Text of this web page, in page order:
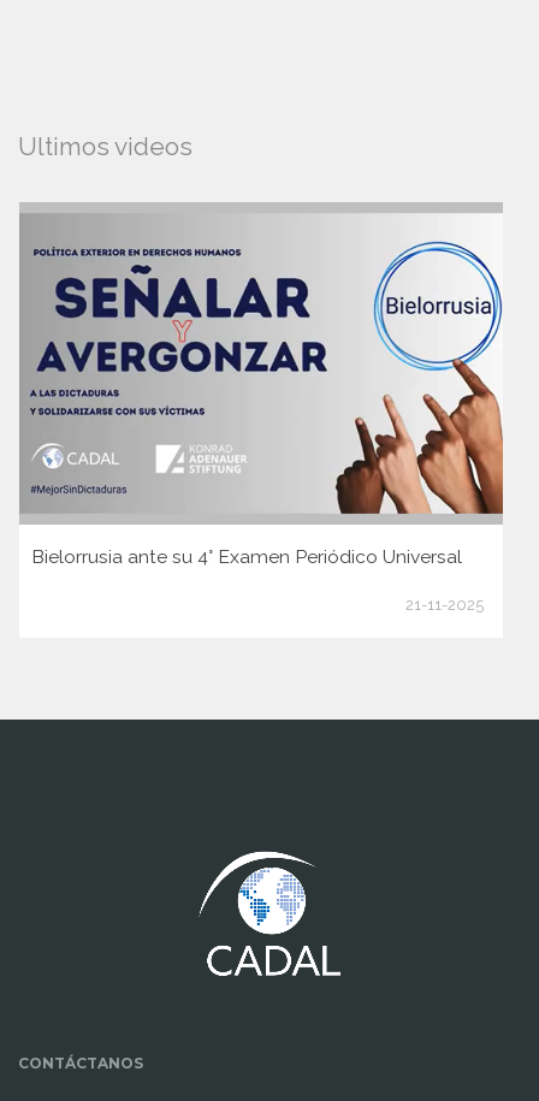
Ultimos videos
Bielorrusia ante su 4° Examen Periódico Universal
21-11-2025
CONTÁCTANOS